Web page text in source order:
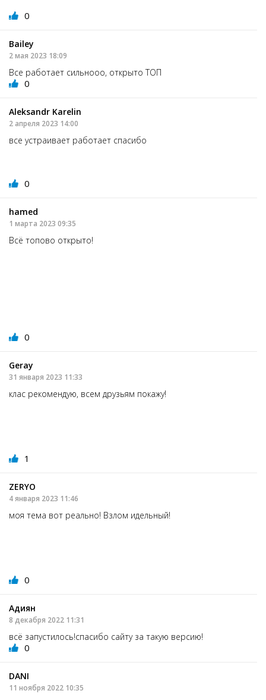
0
Bailey
2 мая 2023 18:09
Все работает сильнооо, открыто ТОП
0
Aleksandr Karelin
2 апреля 2023 14:00
все устраивает работает спасибо
0
hamed
1 марта 2023 09:35
Всё топово открыто!
0
Geray
31 января 2023 11:33
клас рекомендую, всем друзьям покажу!
1
ZERYO
4 января 2023 11:46
моя тема вот реально! Взлом идельный!
0
Адиян
8 декабря 2022 11:31
всё запустилось!спасибо сайту за такую версию!
0
DANI
11 ноября 2022 10:35